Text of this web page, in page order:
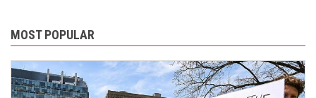
MOST POPULAR